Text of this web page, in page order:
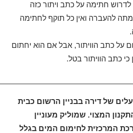
חתימה על כתב ויתור כזה
להעברה ואין כל תוקף לחתימה
על כתב הוויתור, אבל אם הוא יחתום
כי כתב הוויתור בטל.
של דירה בבניין הרשום כבית
המצוי. שמוליק מעוניין
המרכזית לחימום המים בגלל